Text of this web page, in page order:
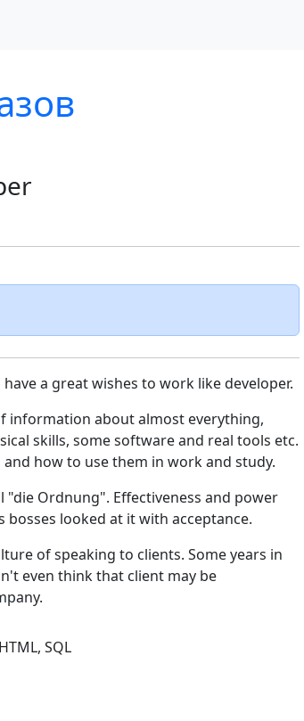
a great wishes to work like developer.
information about almost everything,
skills, some software and real tools etc.
how to use them in work and study.
Ordnung". Effectiveness and power
looked at it with acceptance.
of speaking to clients. Some years in
even think that client may be
SQL